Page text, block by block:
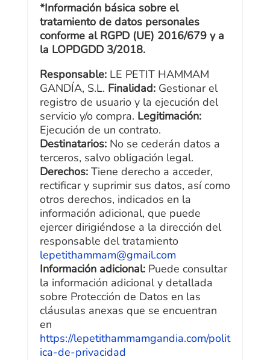
*Información básica sobre el
tratamiento de datos personales
conforme al RGPD (UE) 2016/679 y a
la LOPDGDD 3/2018.
Responsable: LE PETIT HAMMAM
GANDÍA, S.L. Finalidad: Gestionar el
registro de usuario y la ejecución del
servicio y/o compra. Legitimación:
Ejecución de un contrato.
Destinatarios: No se cederán datos a
terceros, salvo obligación legal.
Derechos:Tiene derecho a acceder,
rectificar y suprimir sus datos, así como
otros derechos, indicados en la
información adicional, que puede
ejercer dirigiéndose a la dirección del
responsable del tratamiento
lepetithammam@gmail.com
Información adicional: Puede consultar
la información adicional y detallada
sobre Protección de Datos en las
cláusulas anexas que se encuentran
en
https://lepetithammamgandia.com/polit
ica-de-privacidad